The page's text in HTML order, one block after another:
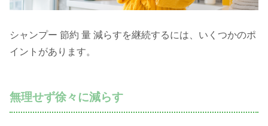
シャンプー 節約 量 減らすを継続するには、いくつかのポ
イントがあります。
無理せず徐々に減らす